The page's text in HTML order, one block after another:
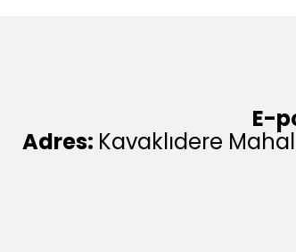
E-
Adres: Kavaklıdere